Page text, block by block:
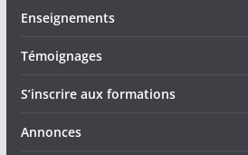
Enseignements
Témoignages
S’inscrire aux formations
Annonces